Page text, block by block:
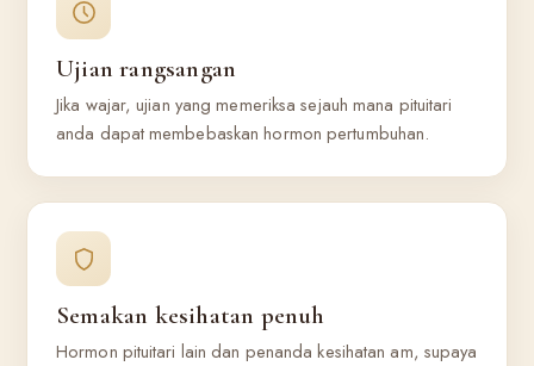
Ujian rangsangan
Jika wajar, ujian yang memeriksa sejauh mana pituitari
anda dapat membebaskan hormon pertumbuhan.
Semakan kesihatan penuh
Hormon pituitari lain dan penanda kesihatan am, supaya